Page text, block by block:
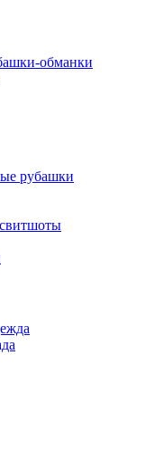
обманки
рубашки